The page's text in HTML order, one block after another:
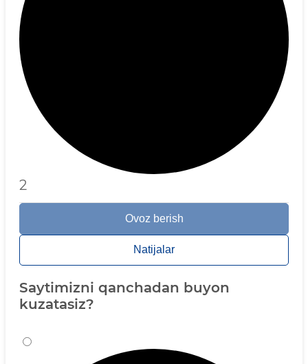
2
Ovoz berish
Natijalar
Saytimizni qanchadan buyon
kuzatasiz?